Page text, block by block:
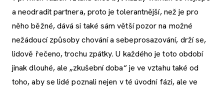
a neodradit partnera, proto je tolerantnější, než je pro
něho běžné, dává si také sám větší pozor na možné
nežádoucí způsoby chování a sebeprosazování, drží se,
lidově řečeno, trochu zpátky. U každého je toto období
jinak dlouhé, ale „zkušební doba“ je ve vztahu také od
toho, aby se lidé poznali nejen v té úvodní fázi, ale ve